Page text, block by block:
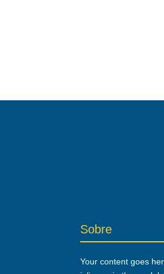
Sobre
Your content goes